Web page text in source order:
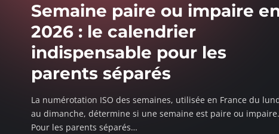
Semaine paire ou impaire
2026 : le calendrier
indispensable pour les
parents séparés
La numérotation ISO des semaines, utilisée en France du
au dimanche, détermine si une semaine est paire ou impaire.
Pour les parents séparés…